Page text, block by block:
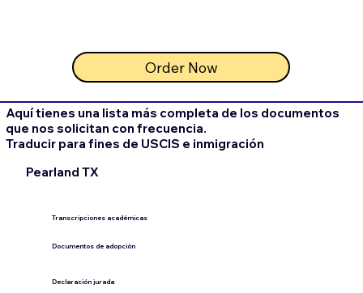
Transcripciones académicas
Documentos de adopción
Declaración jurada
Order Now
Aquí tienes una lista más completa de los documentos
que nos solicitan con frecuencia.
Traducir para fines de USCIS e inmigración
Pearland TX